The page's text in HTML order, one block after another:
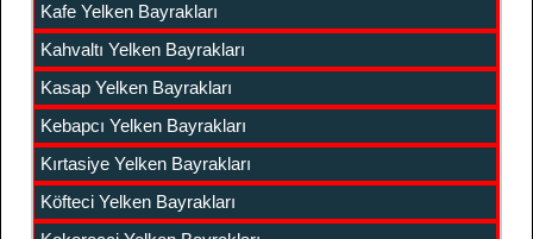
Kafe Yelken Bayrakları
Kahvaltı Yelken Bayrakları
Kasap Yelken Bayrakları
Kebapcı Yelken Bayrakları
Kırtasiye Yelken Bayrakları
Köfteci Yelken Bayrakları